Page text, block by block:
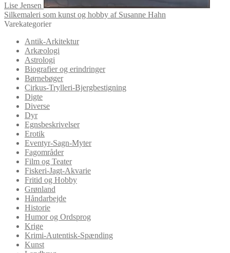
Lise Jensen
Silkemaleri som kunst og hobby af Susanne Hahn
Varekategorier
Antik-Arkitektur
Arkæologi
Astrologi
Biografier og erindringer
Børnebøger
Cirkus-Trylleri-Bjergbestigning
Digte
Diverse
Dyr
Egnsbeskrivelser
Erotik
Eventyr-Sagn-Myter
Fagområder
Film og Teater
Fiskeri-Jagt-Akvarie
Fritid og Hobby
Grønland
Håndarbejde
Historie
Humor og Ordsprog
Krige
Krimi-Autentisk-Spænding
Kunst